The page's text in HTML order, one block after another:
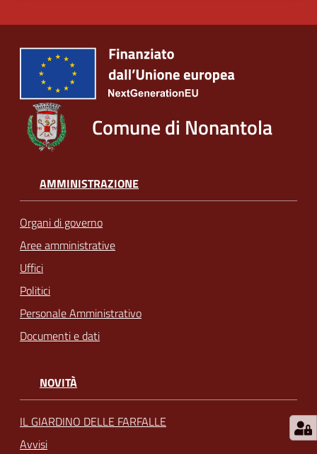
Comune di Nonantola
AMMINISTRAZIONE
Organi di governo
Aree amministrative
Uffici
Politici
Personale Amministrativo
Documenti e dati
NOVITÀ
IL GIARDINO DELLE FARFALLE
Avvisi